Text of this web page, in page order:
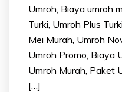
Umroh, Biaya umroh
Turki, Umroh Plus
Mei Murah, Umroh
Umroh Promo, Biaya
Umroh Murah, Paket
[…]